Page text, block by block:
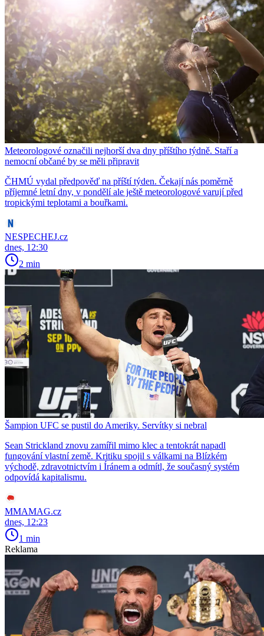
Meteorologové označili nejhorší dva dny příštího týdně. Staří a
nemocní občané by se měli připravit
ČHMÚ vydal předpověď na příští týden. Čekají nás poměrně
příjemné letní dny, v pondělí ale ještě meteorologové varují před
tropickými teplotami a bouřkami.
NESPECHEJ.cz
dnes, 12:30
2 min
Šampion UFC se pustil do Ameriky. Servítky si nebral
Sean Strickland znovu zamířil mimo klec a tentokrát napadl
fungování vlastní země. Kritiku spojil s válkami na Blízkém
východě, zdravotnictvím i Íránem a odmítl, že současný systém
odpovídá kapitalismu.
MMAMAG.cz
dnes, 12:23
1 min
Reklama